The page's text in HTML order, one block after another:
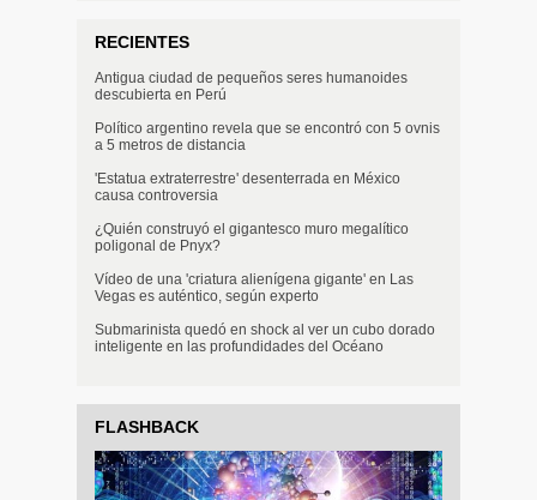
RECIENTES
Antigua ciudad de pequeños seres humanoides
descubierta en Perú
Político argentino revela que se encontró con 5 ovnis
a 5 metros de distancia
'Estatua extraterrestre' desenterrada en México
causa controversia
¿Quién construyó el gigantesco muro megalítico
poligonal de Pnyx?
Vídeo de una 'criatura alienígena gigante' en Las
Vegas es auténtico, según experto
Submarinista quedó en shock al ver un cubo dorado
inteligente en las profundidades del Océano
FLASHBACK